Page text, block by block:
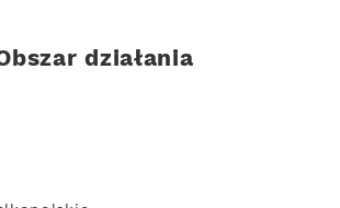
działania